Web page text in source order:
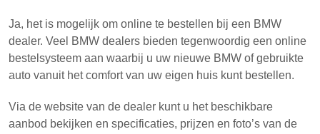
Ja, het is mogelijk om online te bestellen bij een BMW
dealer. Veel BMW dealers bieden tegenwoordig een online
bestelsysteem aan waarbij u uw nieuwe BMW of gebruikte
auto vanuit het comfort van uw eigen huis kunt bestellen.
Via de website van de dealer kunt u het beschikbare
aanbod bekijken en specificaties, prijzen en foto’s van de